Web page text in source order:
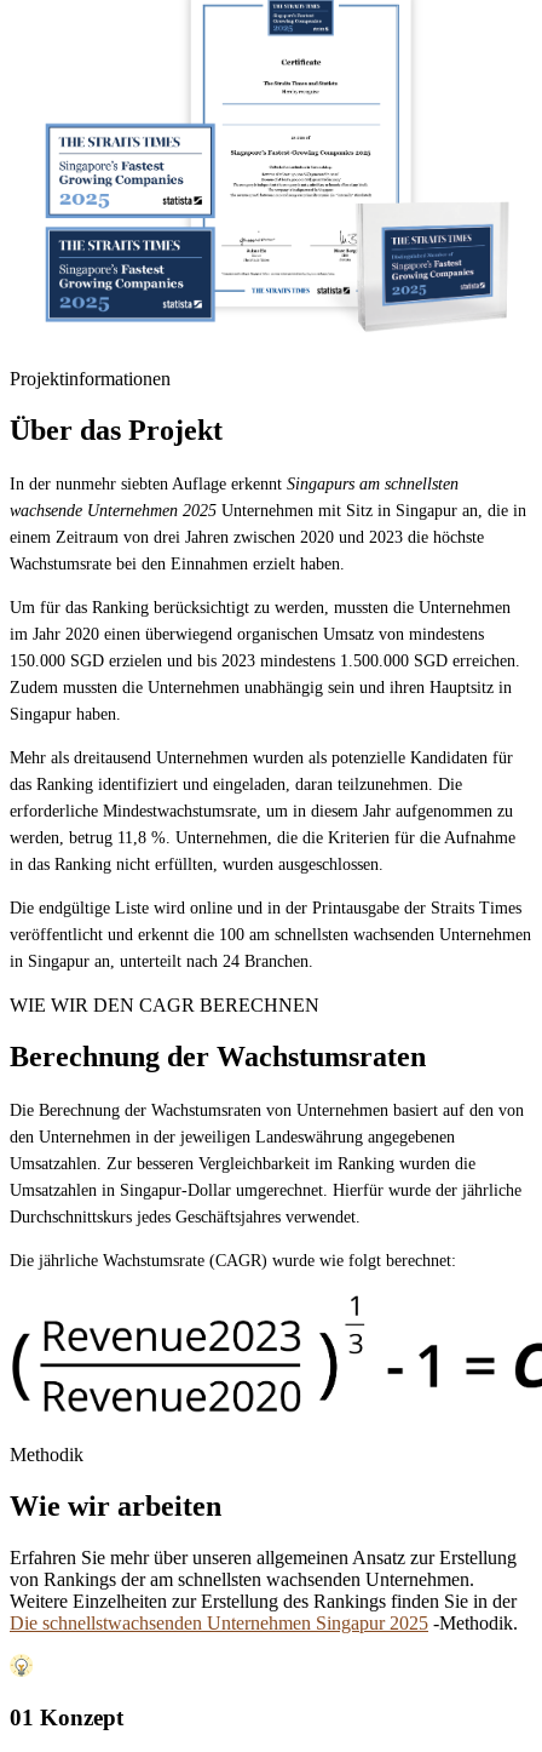
Projektinformationen
Über das Projekt
In der nunmehr siebten Auflage erkennt Singapurs am schnellsten
wachsende Unternehmen 2025 Unternehmen mit Sitz in Singapur an, die in
einem Zeitraum von drei Jahren zwischen 2020 und 2023 die höchste
Wachstumsrate bei den Einnahmen erzielt haben.
Um für das Ranking berücksichtigt zu werden, mussten die Unternehmen
im Jahr 2020 einen überwiegend organischen Umsatz von mindestens
150.000 SGD erzielen und bis 2023 mindestens 1.500.000 SGD erreichen.
Zudem mussten die Unternehmen unabhängig sein und ihren Hauptsitz in
Singapur haben.
Mehr als dreitausend Unternehmen wurden als potenzielle Kandidaten für
das Ranking identifiziert und eingeladen, daran teilzunehmen. Die
erforderliche Mindestwachstumsrate, um in diesem Jahr aufgenommen zu
werden, betrug 11,8 %. Unternehmen, die die Kriterien für die Aufnahme
in das Ranking nicht erfüllten, wurden ausgeschlossen.
Die endgültige Liste wird online und in der Printausgabe der Straits Times
veröffentlicht und erkennt die 100 am schnellsten wachsenden Unternehmen
in Singapur an, unterteilt nach 24 Branchen.
WIE WIR DEN CAGR BERECHNEN
Berechnung der Wachstumsraten
Die Berechnung der Wachstumsraten von Unternehmen basiert auf den von
den Unternehmen in der jeweiligen Landeswährung angegebenen
Umsatzahlen. Zur besseren Vergleichbarkeit im Ranking wurden die
Umsatzahlen in Singapur-Dollar umgerechnet. Hierfür wurde der jährliche
Durchschnittskurs jedes Geschäftsjahres verwendet.
Die jährliche Wachstumsrate (CAGR) wurde wie folgt berechnet:
Methodik
Wie wir arbeiten
Erfahren Sie mehr über unseren allgemeinen Ansatz zur Erstellung
von Rankings der am schnellsten wachsenden Unternehmen.
Weitere Einzelheiten zur Erstellung des Rankings finden Sie in der
Die schnellstwachsenden Unternehmen Singapur 2025 -Methodik.
01 Konzept